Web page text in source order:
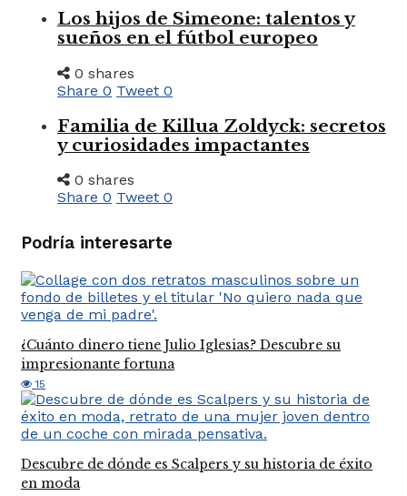
Los hijos de Simeone: talentos y
sueños en el fútbol europeo
0 shares
Share 0 Tweet 0
Familia de Killua Zoldyck: secretos
y curiosidades impactantes
0 shares
Share 0 Tweet 0
Podría interesarte
¿Cuánto dinero tiene Julio Iglesias? Descubre su
impresionante fortuna
15
Descubre de dónde es Scalpers y su historia de éxito
en moda